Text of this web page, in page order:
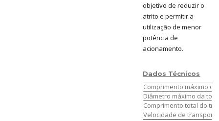
objetivo de reduzir o
atrito e permitir a
utilização de menor
potência de
acionamento.
Dados Técnicos
Comprimento máximo
Diâmetro máximo da
Comprimento total do
Velocidade de